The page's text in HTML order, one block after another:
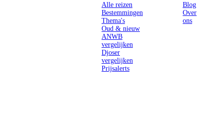
Alle reizen
Bestemmingen
Thema's
Oud & nieuw
ANWB
vergelijken
Djoser
vergelijken
Prijsalerts
Blog
Over
ons